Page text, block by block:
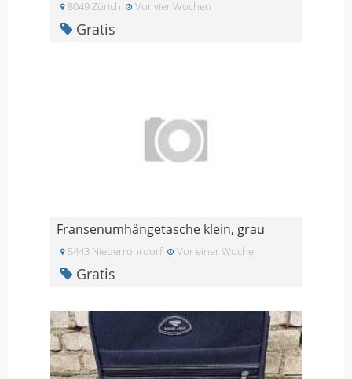
8049 Zürich Vor vier Wochen
Gratis
Fransenumhängetasche klein, grau
5443 Niederrohrdorf Vor einer Woche
Gratis